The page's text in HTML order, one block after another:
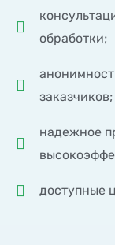
обработки;
заказчиков;
надежное
доступные